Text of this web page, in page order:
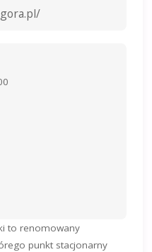
to renomowany
punkt stacjonarny